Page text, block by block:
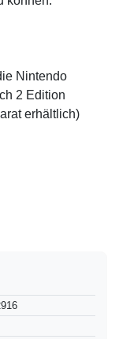
Nintendo
2 Edition
erhältlich)